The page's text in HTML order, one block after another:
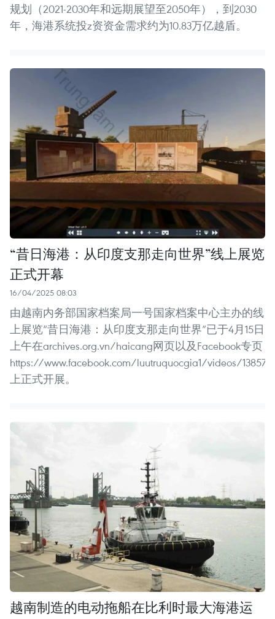
规划（2021-2030年和远期展望至2050年），到2030
年，海港系统投z资资金需求约为10.83万亿越盾。
“昔日海港：从印度支那走向世界”线上展览
正式开幕
16/04/2025 08:03
由越南内务部国家档案局一号国家档案中心主办的线
上展览“昔日海港：从印度支那走向世界”已于4月15日
上午在archives.org.vn/haicang网页以及Facebook专页
https://www.facebook.com/luutruquocgia1/videos/
上正式开展。
越南制造的电动拖船在比利时最大海港运